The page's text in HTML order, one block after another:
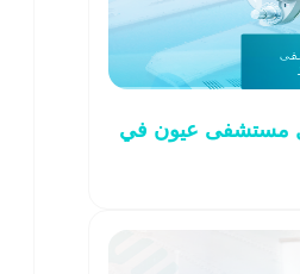
مستشفى عيون في